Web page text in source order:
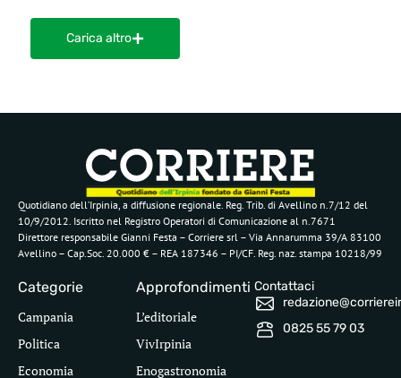
Carica altro
Quotidiano dell’Irpinia, a diffusione regionale. Reg. Trib. di Avellino n.7/12 del
10/9/2012. Iscritto nel Registro Operatori di Comunicazione al n.7671
Direttore responsabile Gianni Festa – Corriere srl – Via Annarumma 39/A 83100
Avellino – Cap.Soc. 20.000 € – REA 187346 – PI/CF. Reg. naz. stampa 10218/99
Categorie
Campania
Politica
Economia
Approfondimenti
L’editoriale
VivIrpinia
Enogastronomia
Contattaci
0825 55 79 03